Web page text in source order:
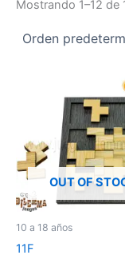
Mostrando 1–12 de
OUT OF
10 a 18 años
11F